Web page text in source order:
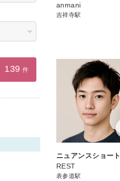
anmani
吉祥寺駅
ニュアンスショート
REST
表参道駅
139 件